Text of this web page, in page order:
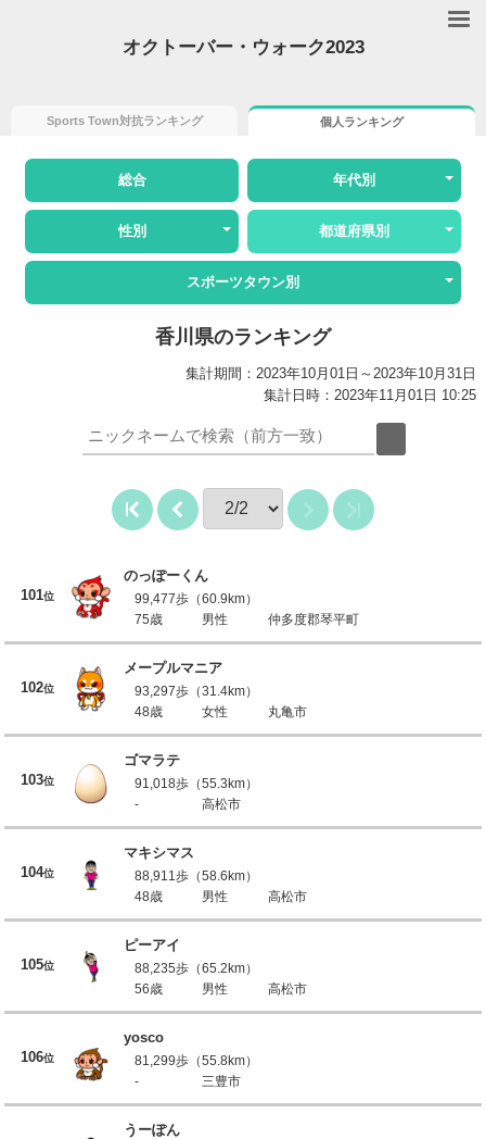
オクトーバー・ウォーク2023
Sports Town対抗ランキング 個人ランキング
総合 年代別
性別 都道府県別
スポーツタウン別
香川県のランキング
集計期間：2023年10月01日～2023年10月31日
集計日時：2023年11月01日 10:25
101位
のっぽーくん
99,477歩（60.9km）
75歳
男性 仲多度郡琴平町
102位
メープルマニア
93,297歩（31.4km）
48歳
女性 丸亀市
103位
ゴマラテ
91,018歩（55.3km）
-
高松市
104位
マキシマス
88,911歩（58.6km）
48歳
男性 高松市
105位
ピーアイ
88,235歩（65.2km）
56歳
男性 高松市
106位
yosco
81,299歩（55.8km）
-
三豊市
うーぽん